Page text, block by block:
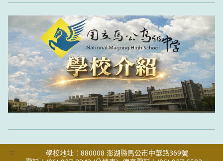
:::
學校地址：880008 澎湖縣馬公市中華路369號